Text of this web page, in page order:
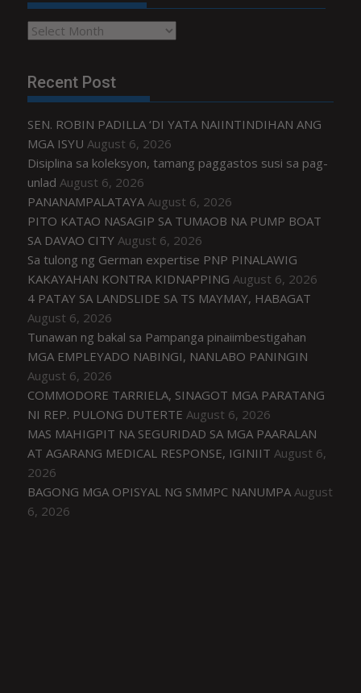
Archives
Recent Post
SEN. ROBIN PADILLA ‘DI YATA NAIINTINDIHAN ANG
MGA ISYU August 6, 2026
Disiplina sa koleksyon, tamang paggastos susi sa pag-
unlad August 6, 2026
PANANAMPALATAYA August 6, 2026
PITO KATAO NASAGIP SA TUMAOB NA PUMP BOAT
SA DAVAO CITY August 6, 2026
Sa tulong ng German expertise PNP PINALAWIG
KAKAYAHAN KONTRA KIDNAPPING August 6, 2026
4 PATAY SA LANDSLIDE SA TS MAYMAY, HABAGAT
August 6, 2026
Tunawan ng bakal sa Pampanga pinaiimbestigahan
MGA EMPLEYADO NABINGI, NANLABO PANINGIN
August 6, 2026
COMMODORE TARRIELA, SINAGOT MGA PARATANG
NI REP. PULONG DUTERTE August 6, 2026
MAS MAHIGPIT NA SEGURIDAD SA MGA PAARALAN
AT AGARANG MEDICAL RESPONSE, IGINIIT August 6,
2026
BAGONG MGA OPISYAL NG SMMPC NANUMPA August
6, 2026